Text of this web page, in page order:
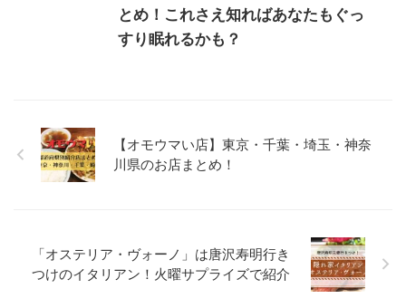
とめ！これさえ知ればあなたもぐっ
すり眠れるかも？
【オモウマい店】東京・千葉・埼玉・神奈
川県のお店まとめ！
「オステリア・ヴォーノ」は唐沢寿明行き
つけのイタリアン！火曜サプライズで紹介